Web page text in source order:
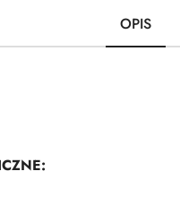
OPIS